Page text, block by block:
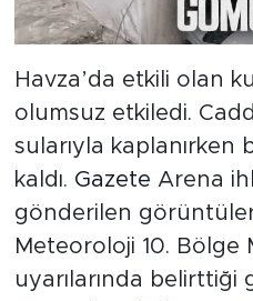
Havza’da etkili olan
olumsuz etkiledi.
sularıyla kaplanırken
kaldı. Gazete Arena
gönderilen
Meteoroloji 10. Bölge
uyarılarında belirttiği